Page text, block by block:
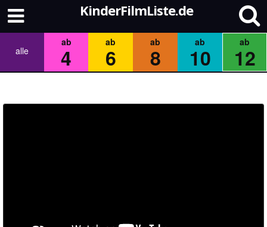
KinderFilmListe.de
alle
ab
4
ab
6
ab
8
ab
10
ab
12